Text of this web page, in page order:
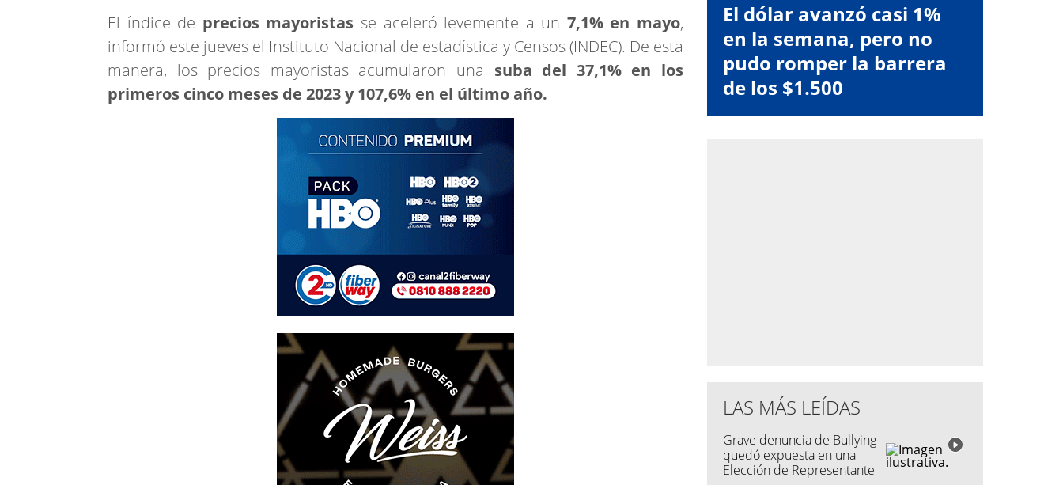
El índice de precios mayoristas se aceleró levemente a un 7,1% en mayo,
informó este jueves el Instituto Nacional de estadística y Censos (INDEC). De esta
manera, los precios mayoristas acumularon una suba del 37,1% en los
primeros cinco meses de 2023 y 107,6% en el último año.
El dólar avanzó casi 1%
en la semana, pero no
pudo romper la barrera
de los $1.500
LAS MÁS LEÍDAS
Grave denuncia de Bullying
quedó expuesta en una
Elección de Representante